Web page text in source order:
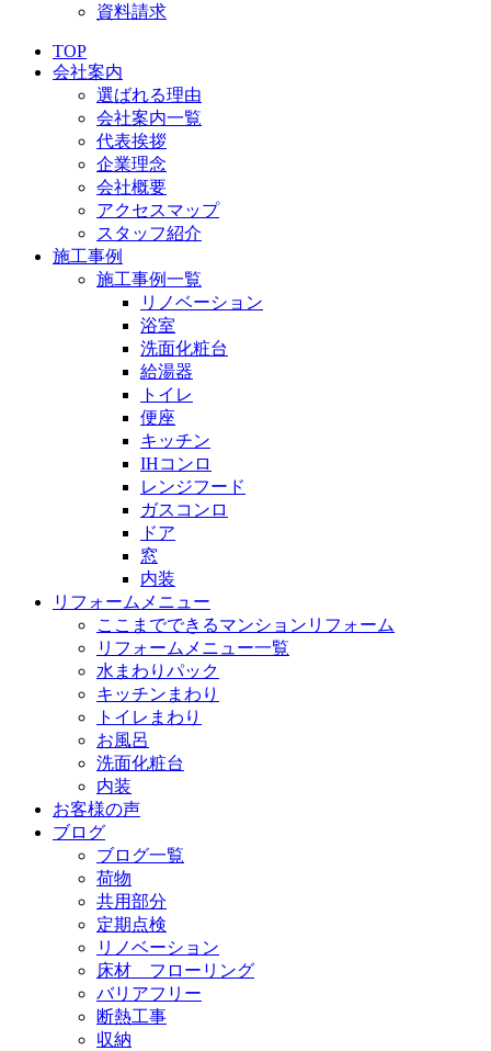
資料請求
TOP
会社案内
選ばれる理由
会社案内一覧
代表挨拶
企業理念
会社概要
アクセスマップ
スタッフ紹介
施工事例
施工事例一覧
リノベーション
浴室
洗面化粧台
給湯器
トイレ
便座
キッチン
IHコンロ
レンジフード
ガスコンロ
ドア
窓
内装
リフォームメニュー
ここまでできるマンションリフォーム
リフォームメニュー一覧
水まわりパック
キッチンまわり
トイレまわり
お風呂
洗面化粧台
内装
お客様の声
ブログ
ブログ一覧
荷物
共用部分
定期点検
リノベーション
床材 フローリング
バリアフリー
断熱工事
収納